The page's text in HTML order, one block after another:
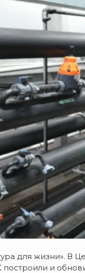
для жизни». В
и